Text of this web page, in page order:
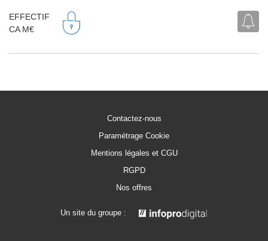
EFFECTIF
CA M€
Contactez-nous
Paramétrage Cookie
Mentions légales et CGU
RGPD
Nos offres
Un site du groupe :